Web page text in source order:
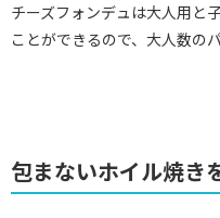
チーズフォンデュは大人用と
ことができるので、大人数の
包まないホイル焼き